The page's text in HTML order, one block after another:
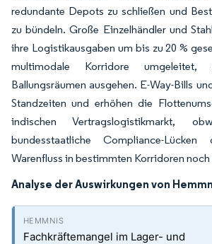
redundante Depots zu schließen und
zu bündeln. Große Einzelhändler und
ihre Logistikausgaben um bis zu 20 %
multimodale Korridore
Ballungsräumen ausgehen. E-Way-Bills
Standzeiten und erhöhen die
indischen Vertragslogistikmarkt,
bundesstaatliche Compliance-Lücken
Warenfluss in bestimmten Korridoren noch
Analyse der Auswirkungen von
Fachkräftemangel im Lager- und